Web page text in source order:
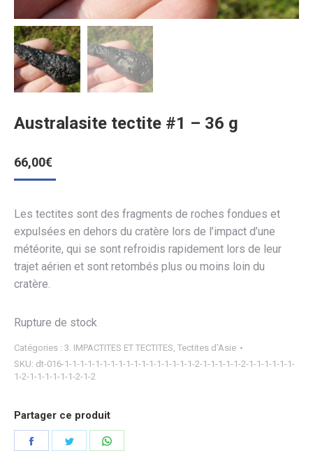
Australasite tectite #1 – 36 g
66,00€
Les tectites sont des fragments de roches fondues et
expulsées en dehors du cratère lors de l’impact d’une
météorite, qui se sont refroidis rapidement lors de leur
trajet aérien et sont retombés plus ou moins loin du
cratère.
Rupture de stock
Catégories : 3. IMPACTITES ET TECTITES Tectites d'Asie
SKU: dt-016-1-1-1-1-1-1-1-1-1-1-1-1-1-1-1-1-1-2-1-1-1-1-1-2-1-1-1-1-1-1-
1-2-1-1-1-1-1-1-2-1-2
Partager ce produit
Partager Partager